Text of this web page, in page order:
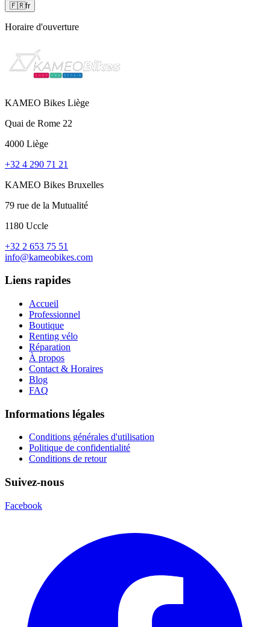
🇫🇷fr
Horaire d'ouverture
KAMEO Bikes Liège
Quai de Rome 22
4000 Liège
+32 4 290 71 21
KAMEO Bikes Bruxelles
79 rue de la Mutualité
1180 Uccle
+32 2 653 75 51
info@kameobikes.com
Liens rapides
Accueil
Professionnel
Boutique
Renting vélo
Réparation
À propos
Contact & Horaires
Blog
FAQ
Informations légales
Conditions générales d'utilisation
Politique de confidentialité
Conditions de retour
Suivez-nous
Facebook